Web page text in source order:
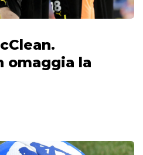
omaggia la